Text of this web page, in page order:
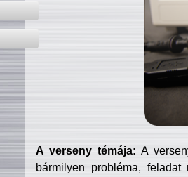
A verseny témája: A
bármilyen probléma, feladat